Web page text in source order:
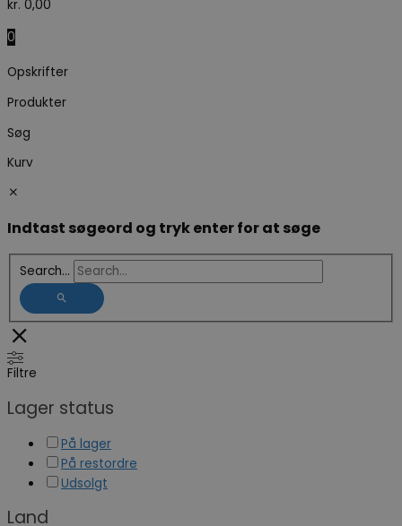
kr. 0,00
0
Opskrifter
Produkter
Søg
Kurv
Indtast søgeord og tryk enter for at søge
Search...
Filtre
Lager status
På lager
På restordre
Udsolgt
Land